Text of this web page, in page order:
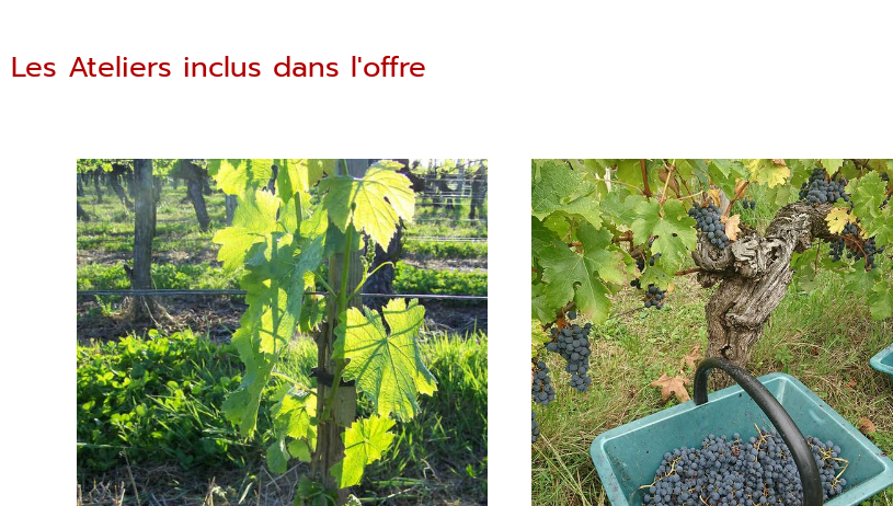
Les Ateliers inclus dans l'offre
Présentation de l’atelier:
Accueil au Domaine.
Présentation de l’appellation, de son terroir, de ses cépages.
Découverte en vigne des travaux du vigneron en cette saison.
Retour au domaine et dégustation des vins.
Quand?
Un samedi de 14h à 17h
Présentation de l’atelier:
Accueil au Domaine.
Départ en vigne pour une initiation participative à la cueillette
des raisins.
Repas des vendangeurs avec accords mets et vins de la
propriété.
Retour en cave pour une présentation commentée de la
vinification par le vigneron.
(*) Une participation financière pourra être demandé à la
personne accompagnante.
Quand?
Un samedi courant septembre de 9h30 à 17h